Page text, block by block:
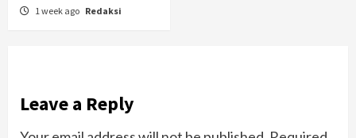
1 week ago Redaksi
Leave a Reply